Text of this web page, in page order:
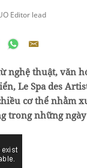
Editor lead
nghệ thuật, văn
Le Spa des
cơ thể nhằm
trong những